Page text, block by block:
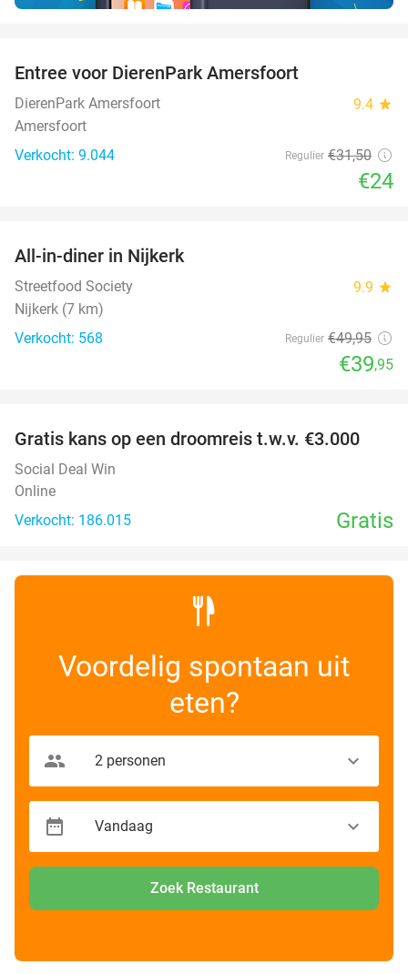
Entree voor DierenPark Amersfoort
DierenPark Amersfoort 9.4 star
Amersfoort
Verkocht: 9.044
Regulier €31,50
€24
All-in-diner in Nijkerk
Streetfood Society 9.9 star
Nijkerk (7 km)
Verkocht: 568
Regulier €49,95
€39,95
Gratis kans op een droomreis t.w.v. €3.000
Social Deal Win
Online
Verkocht: 186.015
Gratis
Voordelig spontaan uit
eten?
Zoek Restaurant